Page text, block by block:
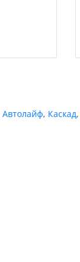
Автолайф, Каскад,